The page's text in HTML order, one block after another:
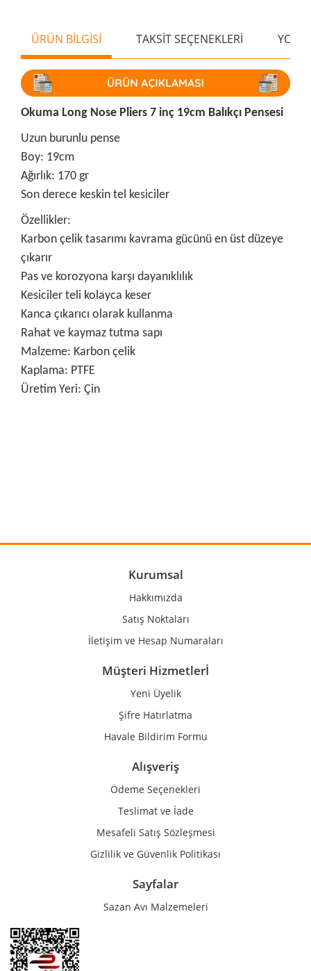
ÜRÜN BİLGİSİ TAKSİT SEÇENEKLERİ
Okuma Long Nose Pliers 7 inç 19cm Balıkçı Pensesi
Uzun burunlu pense
Boy: 19cm
Ağırlık: 170 gr
Son derece keskin tel kesiciler
Özellikler:
Karbon çelik tasarımı kavrama gücünü en üst düzeye
çıkarır
Pas ve korozyona karşı dayanıklılık
Kesiciler teli kolayca keser
Kanca çıkarıcı olarak kullanma
Rahat ve kaymaz tutma sapı
Malzeme: Karbon çelik
Kaplama: PTFE
Üretim Yeri: Çin
Ürün açıklamasında eksik bilgiler bulunuyor.
Ürün bilgilerinde hatalar bulunuyor.
Gönder
Kurumsal
Hakkımızda
Satış Noktaları
İletişim ve Hesap Numaraları
Müşteri Hizmetlerİ
Yeni Üyelik
Şifre Hatırlatma
Havale Bildirim Formu
Alışveriş
Ödeme Seçenekleri
Teslimat ve İade
Mesafeli Satış Sözleşmesi
Gizlilik ve Güvenlik Politikası
Sayfalar
Sazan Avı Malzemeleri